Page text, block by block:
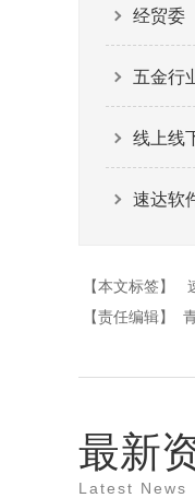
经贸委
五金行
线上线
速达软
【本文标签】
【责任编辑】
最新
Latest News